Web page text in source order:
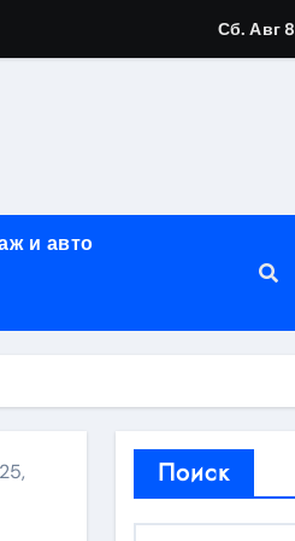
и форматы участия
рекламы
домах
Сб. Авг
и авто
Поиск